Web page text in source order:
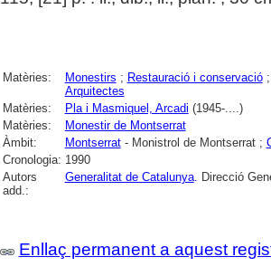
Matèries: Monestirs ; Restauració i conservació
Arquitectes
Matèries:
Pla i Masmiquel, Arcadi (1945-....)
Matèries:
Monestir de Montserrat
Àmbit:
Montserrat- Monistrol de Montserrat ;
Cronologia: 1990
Autors
add.:
Generalitat de Catalunya. Direcció
Enllaç permanent a aquest